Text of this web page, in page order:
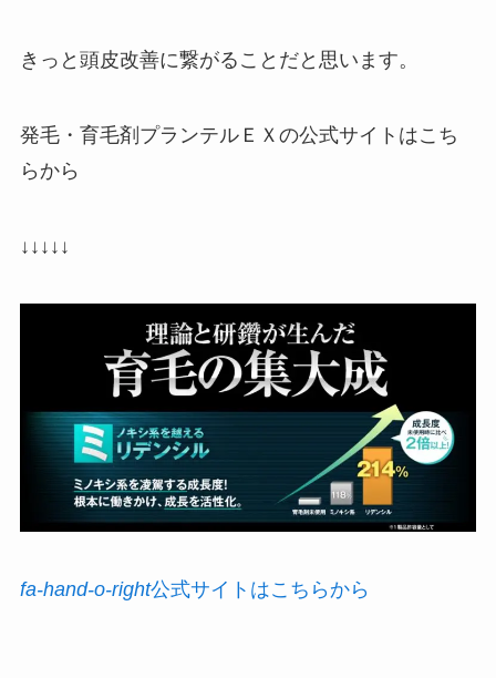
きっと頭皮改善に繋がることだと思います。
発毛・育毛剤プランテルＥＸの公式サイトはこち
らから
↓↓↓↓↓
fa-hand-o-right公式サイトはこちらから